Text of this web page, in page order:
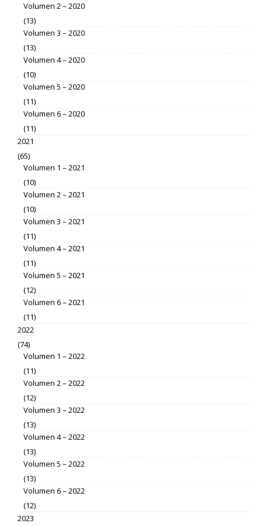
Volumen 2 – 2020
(13)
Volumen 3 – 2020
(13)
Volumen 4 – 2020
(10)
Volumen 5 – 2020
(11)
Volumen 6 – 2020
(11)
2021
(65)
Volumen 1 – 2021
(10)
Volumen 2 – 2021
(10)
Volumen 3 – 2021
(11)
Volumen 4 – 2021
(11)
Volumen 5 – 2021
(12)
Volumen 6 – 2021
(11)
2022
(74)
Volumen 1 – 2022
(11)
Volumen 2 – 2022
(12)
Volumen 3 – 2022
(13)
Volumen 4 – 2022
(13)
Volumen 5 – 2022
(13)
Volumen 6 – 2022
(12)
2023